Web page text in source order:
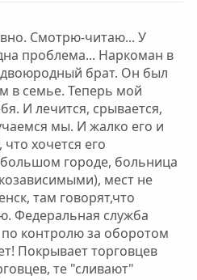
Смотрю-читаю... У
проблема... Наркоман в
брат. Он был
в семье. Теперь мой
И лечится, срывается,
мы. И жалко его и
хочется его
городе, больница
мест не
там говорят,что
Федеральная служба
контролю за оборотом
Покрывает торговцев
те "сливают"